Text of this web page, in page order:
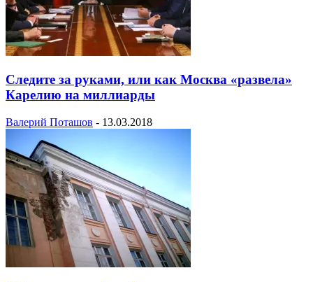
Следите за руками, или как Москва «развела»
Карелию на миллиарды
Валерий Поташов - 13.03.2018